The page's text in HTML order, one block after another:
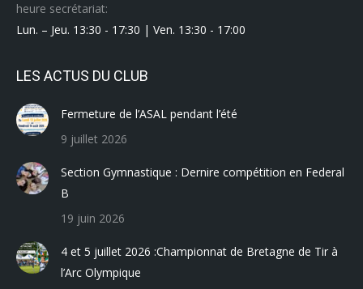
heure secrétariat:
Lun. – Jeu. 13:30 - 17:30 | Ven. 13:30 - 17:00
LES ACTUS DU CLUB
Fermeture de l’ASAL pendant l’été
9 juillet 2026
Section Gymnastique : Dernire compétition en Federal
B
19 juin 2026
4 et 5 juillet 2026 :Championnat de Bretagne de Tir à
l’Arc Olympique